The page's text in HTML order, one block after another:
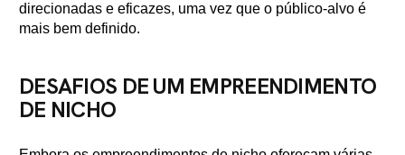
direcionadas e eficazes, uma vez que o público-alvo é
mais bem definido.
DESAFIOS DE UM EMPREENDIMENTO
DE NICHO